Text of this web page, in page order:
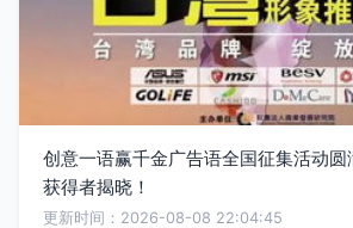
创意一语赢千金广告语全国征集活动圆
获得者揭晓！
更新时间：2026-08-08 22:04:45